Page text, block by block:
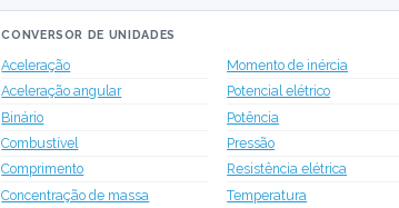
CONVERSOR DE UNIDADES
Aceleração
Aceleração angular
Binário
Combustível
Comprimento
Concentração de massa
Momento de inércia
Potencial elétrico
Potência
Pressão
Resistência elétrica
Temperatura